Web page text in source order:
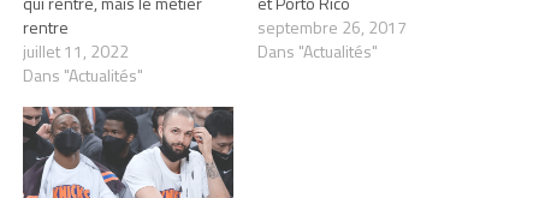
rentre
juillet 11, 2022
Dans "Actualités"
septembre 26, 2017
Dans "Actualités"